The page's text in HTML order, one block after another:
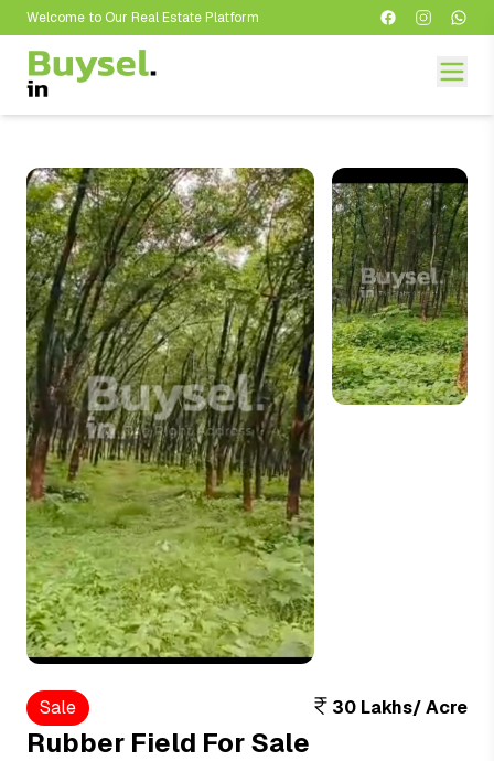
Welcome to Our Real Estate Platform
Welcome to Our Real Estate Platform
Welcome to Our Real Estate Platform
Sale 30 Lakhs/ Acre
Rubber Field For Sale